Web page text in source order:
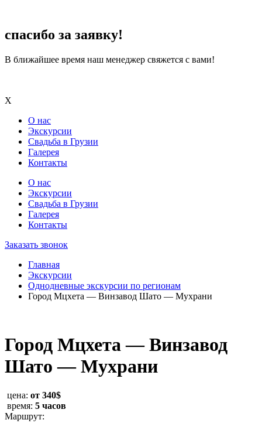
спасибо за заявку!
В ближайшее время наш менеджер свяжется с вами!
X
О нас
Экскурсии
Свадьба в Грузии
Галерея
Контакты
О нас
Экскурсии
Свадьба в Грузии
Галерея
Контакты
Заказать звонок
Главная
Экскурсии
Однодневные экскурсии по регионам
Город Мцхета — Винзавод Шато — Мухрани
Город Мцхета — Винзавод
Шато — Мухрани
цена: от 340$
время: 5 часов
Маршрут: